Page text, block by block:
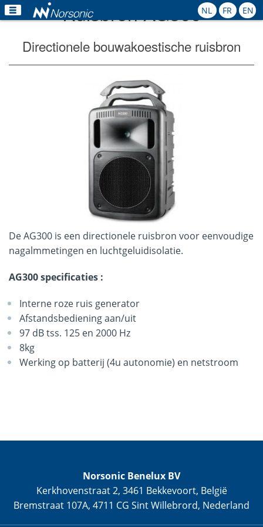
NL FR EN
Producten
Toepassingen
Kalibratie
Verhuur
Nieuws
Contact
Ruisbron AG300
Directionele bouwakoestische ruisbron
De AG300 is een directionele ruisbron voor eenvoudige
nagalmmetingen en luchtgeluidisolatie.
AG300 specificaties :
Interne roze ruis generator
Afstandsbediening aan/uit
97 dB tss. 125 en 2000 Hz
8kg
Werking op batterij (4u autonomie) en netstroom
Norsonic Benelux BV
Kerkhovenstraat 2, 3461 Bekkevoort, België
Bremstraat 107A, 4711 CG Sint Willebrord, Nederland